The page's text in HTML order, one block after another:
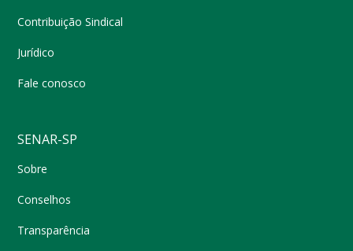
Contribuição Sindical
Jurídico
Fale conosco
SENAR-SP
Sobre
Conselhos
Transparência